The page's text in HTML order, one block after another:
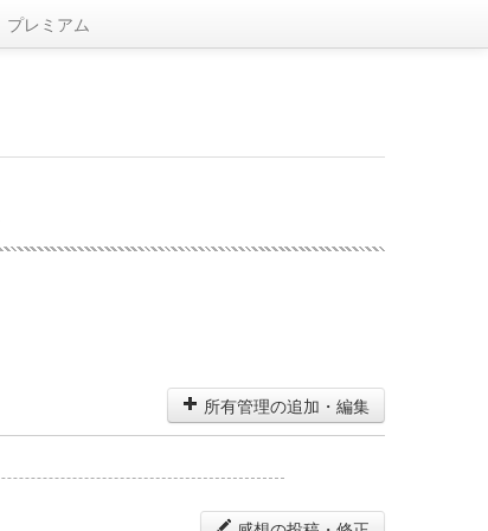
プレミアム
所有管理の追加・編集